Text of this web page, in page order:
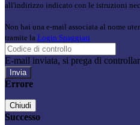
all'indirizzo indicato con le istruzioni
Non hai una e-mail associata al nome
tramite la Login Spaggiari
E-mail inviata, si prega di
Errore
Chiudi
Successo